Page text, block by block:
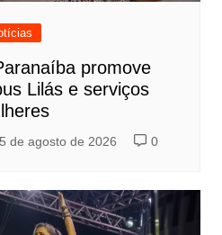
promove
Lilás e serviços
5 de agosto de 2026 0